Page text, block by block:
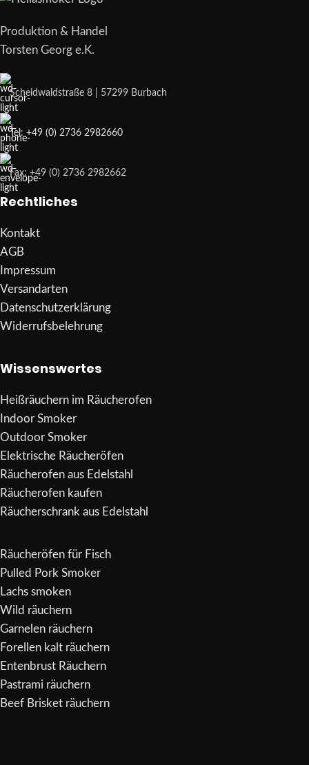
Produktion & Handel
Torsten Georg e.K.
Scheidwaldstraße 8 | 57299 Burbach
Tel: +49 (0) 2736 2982660
Fax: +49 (0) 2736 2982662
Rechtliches
Kontakt
AGB
Impressum
Versandarten
Datenschutzerklärung
Widerrufsbelehrung
Wissenswertes
Heißräuchern im Räucherofen
Indoor Smoker
Outdoor Smoker
Elektrische Räucheröfen
Räucherofen aus Edelstahl
Räucherofen kaufen
Räucherschrank aus Edelstahl
Räucheröfen für Fisch
Pulled Pork Smoker
Lachs smoken
Wild räuchern
Garnelen räuchern
Forellen kalt räuchern
Entenbrust Räuchern
Pastrami räuchern
Beef Brisket räuchern